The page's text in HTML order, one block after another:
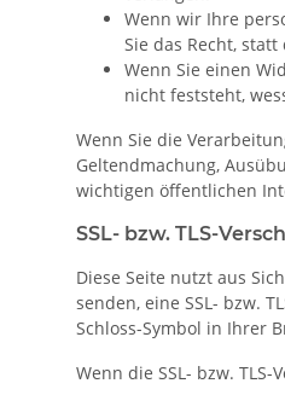
Wenn wir Ihre
Sie das Recht,
Wenn Sie einen
nicht feststeht,
Wenn Sie die
Geltendmachung,
wichtigen öffentlichen
SSL- bzw. TLS-
Diese Seite nutzt aus
senden, eine SSL- bzw.
Schloss-Symbol in Ihrer
Wenn die SSL- bzw.